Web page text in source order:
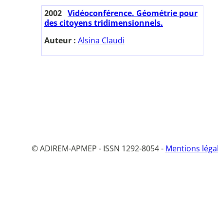
2002 Vidéoconférence. Géométrie pour
des citoyens tridimensionnels.
Auteur : Alsina Claudi
© ADIREM-APMEP - ISSN 1292-8054 - Mentions